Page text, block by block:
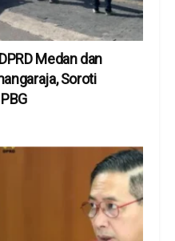
Medan dan
Soroti